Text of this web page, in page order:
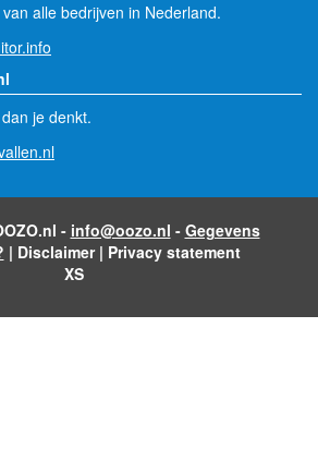
alle bedrijven in Nederland.
je denkt.
- info@oozo.nl - Gegevens
| Disclaimer| Privacy statement
XS